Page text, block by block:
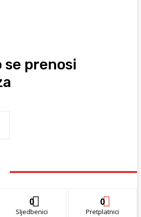
se prenosi
0
Sljedbenici
0
Pretplatnici